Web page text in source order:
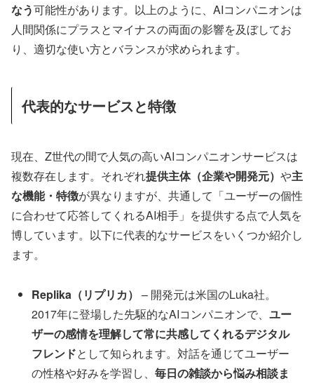
なう可能性があります。以上のように、AIコンパニオンは
人間関係にプラスとマイナスの両面の影響を及ぼしてお
り、適切な使い方とバランスが求められます。
代表的なサービスと特徴
現在、Z世代の間で人気の高いAIコンパニオンサービスは
複数存在します。それぞれ提供主体（企業や開発元） や主
な機能・特徴が異なりますが、共通して「ユーザーの個性
に合わせて応答してくれるAI相手」を提供する点で人気を
博しています。以下に代表的なサービスをいくつか紹介し
ます。
Replika（リプリカ） – 開発元は米国のLuka社。
2017年に登場した先駆的なAIコンパニオンで、ユー
ザーの感情を理解して常に共感してくれるデジタル
フレンドとして知られます。対話を通じてユーザー
の性格や好みを学習し、毎日の雑談から悩み相談ま